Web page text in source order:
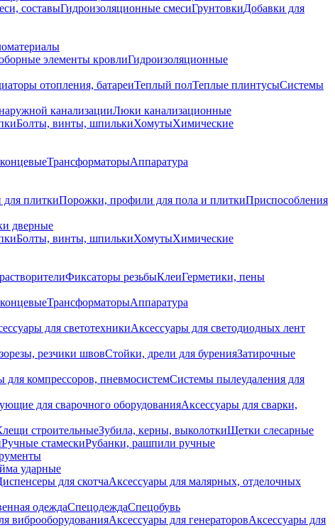
составыГидроизоляционные смесиГрунтовкиДобавки для
элементы кровлиГидроизоляционные
отопления, батареиТеплый полТеплые плинтусыСистемы
канализацииЛюки канализационные
Болты, винты, шпилькиХомутыХимические
ТрансформаторыАппаратура
плиткиПорожки, профили для пола и плиткиПриспособления
дверные
Болты, винты, шпилькиХомутыХимические
Фиксаторы резьбыКлеиГерметики, пены
ТрансформаторыАппаратура
для светотехникиАксессуары для светодиодных лент
резчики швовСтойки, дрели для буренияЗатирочные
для компрессоров, пневмосистемСистемы пылеудаления для
для сварочного оборудованияАксессуары для сварки,
строительныеЗубила, керны, выколоткиЩетки слесарные
Ручные стамескиРубанки, рашпили ручные
ударные
для скотчаАксессуары для малярных, отделочных
одеждаСпецодеждаСпецобувь
виброоборудованияАксессуары для генераторовАксессуары для